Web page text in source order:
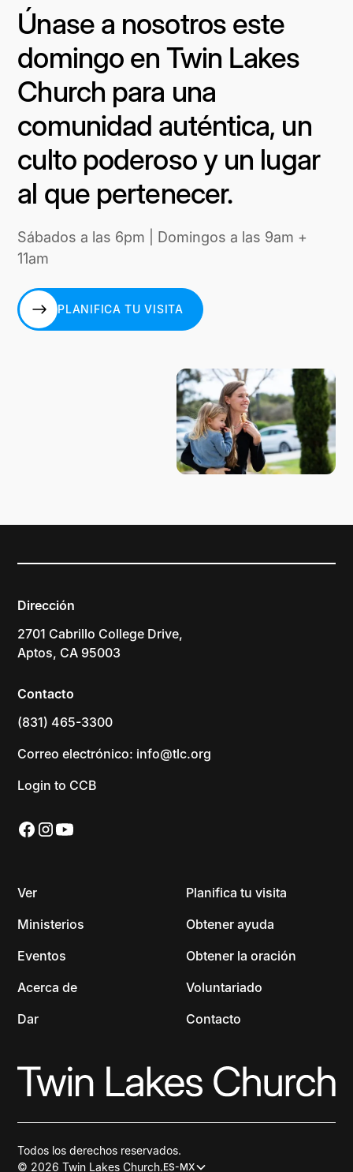
Únase a nosotros este
domingo en Twin Lakes
Church para una
comunidad auténtica, un
culto poderoso y un lugar
al que pertenecer.
Sábados a las 6pm | Domingos a las 9am +
11am
PLANIFICA TU VISITA
Dirección
2701 Cabrillo College Drive,
Aptos, CA 95003
Contacto
(831) 465-3300
Correo electrónico: info@tlc.org
Login to CCB
Ver
Ministerios
Eventos
Acerca de
Dar
Planifica tu visita
Obtener ayuda
Obtener la oración
Voluntariado
Contacto
© 2026 Twin Lakes Church.ES-MX
Todos los derechos reservados.